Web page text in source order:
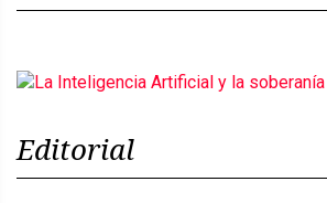
Editorial